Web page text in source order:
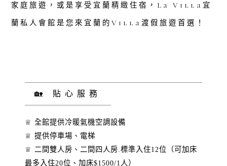
家庭旅遊，或是享受宜蘭精緻住宿，La Villa宜
蘭私人會館是您來宜蘭的Villa渡假旅遊首選！
🏡 貼心服務
♕ 全館提供冷暖氣機空調設備
♕ 提供停車場、電梯
♕ 二間雙人房、二間四人房.標準入住12位 （可加床
最多入住20位、加床$1500/1人）